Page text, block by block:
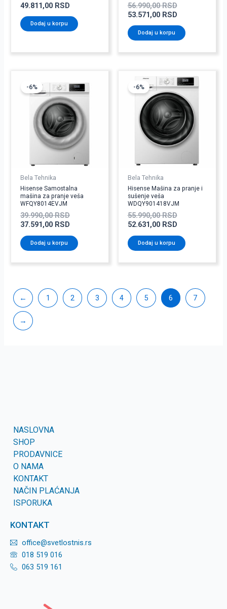
49.811,00 RSD
Dodaj u korpu
56.990,00RSD
53.571,00 RSD
Dodaj u korpu
-6%
Bela Tehnika
Hisense Samostalna
mašina za pranje veša
WFQY8014EVJM
39.990,00RSD
cena
je
bila:
39.990,00 RSD.
37.591,00 RSD
cena
je:
37.591,00 RSD.
Dodaj u korpu
-6%
Bela Tehnika
Hisense Mašina za pranje i
sušenje veša
WDQY901418VJM
55.990,00RSD
Originalna
cena
je
bila:
55.990,00
52.631,00 RSD
Trenutna
cena
je:
52.631,00
Dodaj u korpu
← 1 2 3 4 5 6 7
→
NASLOVNA
SHOP
PRODAVNICE
O NAMA
KONTAKT
NAČIN PLAĆANJA
ISPORUKA
KONTAKT
office@svetlostnis.rs
018 519 016
063 519 161